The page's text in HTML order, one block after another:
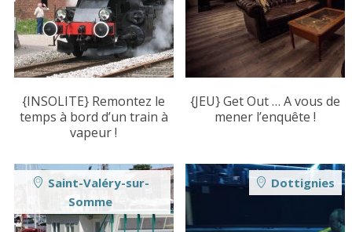
{INSOLITE} Remontez le
temps à bord d’un train à
vapeur !
{JEU} Get Out … A vous de
mener l’enquête !
Saint-Valéry-sur-
Somme
Dottignies